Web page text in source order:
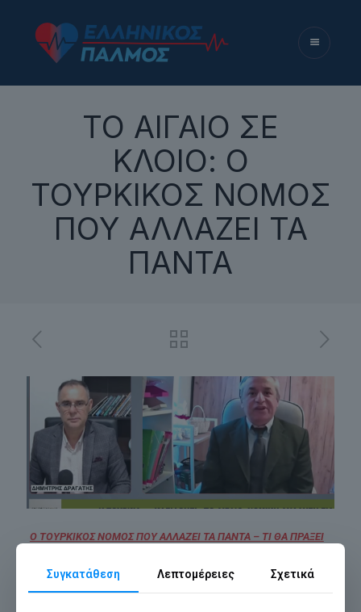
ΤΟ ΑΙΓΑΙΟ ΣΕ
ΚΛΟΙΟ: Ο
ΤΟΥΡΚΙΚΟΣ ΝΟΜΟΣ
ΠΟΥ ΑΛΛΑΖΕΙ ΤΑ
ΠΑΝΤΑ
Ο ΤΟΥΡΚΙΚΟΣ ΝΟΜΟΣ ΠΟΥ ΑΛΛΑΖΕΙ ΤΑ ΠΑΝΤΑ – ΤΙ ΘΑ ΠΡΑΞΕΙ
Συγκατάθεση Λεπτομέρειες Σχετικά